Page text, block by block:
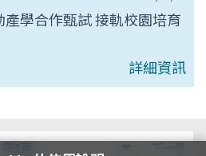
學合作甄試 接軌校園培育
詳細資訊
第
第1頁
下一頁